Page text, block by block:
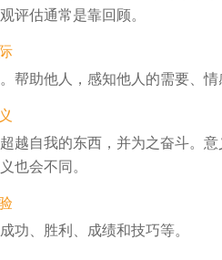
评估通常是靠回顾。
帮助他人，感知他人的需要、
越自我的东西，并为之奋斗。
也会不同。
功、胜利、成绩和技巧等。